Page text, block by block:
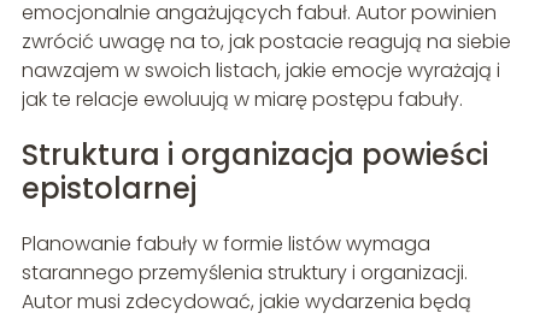
emocjonalnie angażujących fabuł. Autor powinien
zwrócić uwagę na to, jak postacie reagują na siebie
nawzajem w swoich listach, jakie emocje wyrażają i
jak te relacje ewoluują w miarę postępu fabuły.
Struktura i organizacja powieści
epistolarnej
Planowanie fabuły w formie listów wymaga
starannego przemyślenia struktury i organizacji.
Autor musi zdecydować, jakie wydarzenia będą